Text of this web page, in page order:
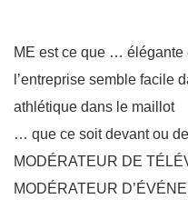
ME est ce que … élégante
l’entreprise semble facile
athlétique dans le maillot
… que ce soit devant ou
MODÉRATEUR DE
MODÉRATEUR